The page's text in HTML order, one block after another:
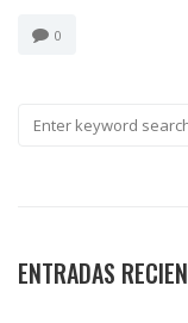
0
ENTRADAS